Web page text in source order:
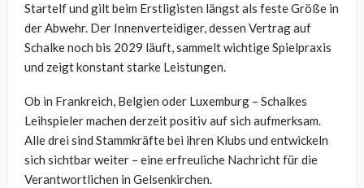
Startelf und gilt beim Erstligisten längst als feste Größe in
der Abwehr. Der Innenverteidiger, dessen Vertrag auf
Schalke noch bis 2029 läuft, sammelt wichtige Spielpraxis
und zeigt konstant starke Leistungen.
Ob in Frankreich, Belgien oder Luxemburg – Schalkes
Leihspieler machen derzeit positiv auf sich aufmerksam.
Alle drei sind Stammkräfte bei ihren Klubs und entwickeln
sich sichtbar weiter – eine erfreuliche Nachricht für die
Verantwortlichen in Gelsenkirchen.